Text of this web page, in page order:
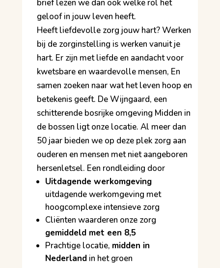
brief lezen we dan ook welke rol het
geloof in jouw leven heeft.
Heeft liefdevolle zorg jouw hart? Werken
bij de zorginstelling is werken vanuit je
hart. Er zijn met liefde en aandacht voor
kwetsbare en waardevolle mensen, En
samen zoeken naar wat het leven hoop en
betekenis geeft. De Wijngaard, een
schitterende bosrijke omgeving Midden in
de bossen ligt onze locatie. Al meer dan
50 jaar bieden we op deze plek zorg aan
ouderen en mensen met niet aangeboren
hersenletsel. Een rondleiding door
Uitdagende werkomgeving
uitdagende werkomgeving met
hoogcomplexe intensieve zorg
Cliënten waarderen onze zorg
gemiddeld met een 8,5
Prachtige locatie, midden in
Nederlandin het groen